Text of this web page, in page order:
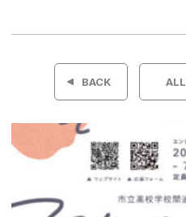
投
ー
BACK ALL